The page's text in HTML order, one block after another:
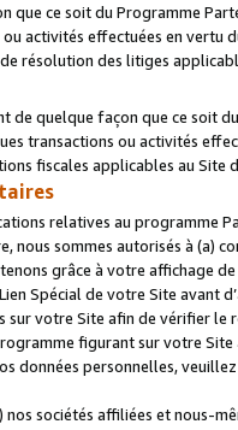
que ce soit du Programme
activités effectuées en vertu
résolution des litiges
de quelque façon que ce soit
transactions ou activités
fiscales applicables au Site
relatives au programme
nous sommes autorisés à
grâce à votre affichage
Spécial de votre Site avant
sur votre Site afin de vérifier
figurant sur votre
données personnelles,
nos sociétés affiliées et nous-